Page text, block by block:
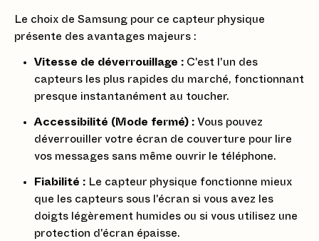
Le choix de Samsung pour ce capteur physique
présente des avantages majeurs :
Vitesse de déverrouillage : C'est l'un des
capteurs les plus rapides du marché, fonctionnant
presque instantanément au toucher.
Accessibilité (Mode fermé) : Vous pouvez
déverrouiller votre écran de couverture pour lire
vos messages sans même ouvrir le téléphone.
Fiabilité : Le capteur physique fonctionne mieux
que les capteurs sous l'écran si vous avez les
doigts légèrement humides ou si vous utilisez une
protection d'écran épaisse.